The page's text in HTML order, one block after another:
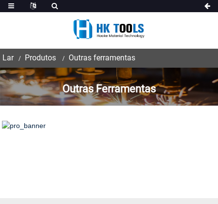
Lar Produtos Outras ferramentas
Outras Ferramentas